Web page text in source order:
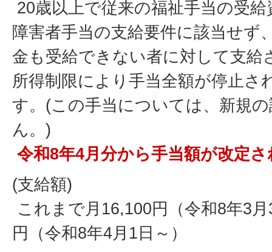
20歳以上で従来の福祉手当の受
障害者手当の支給要件に該当せず
金も受給できない者に対して支給
所得制限により手当全額が停止さ
す。(この手当については、新規
ん。)
令和8年4月分から手当額が改定
(支給額)
これまで月16,100円（令和8年3
円（令和8年4月1日～）